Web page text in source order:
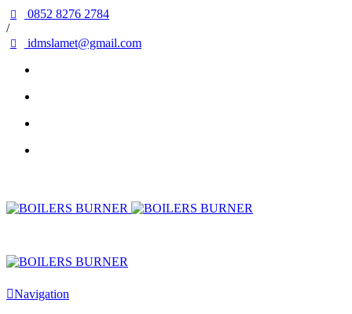
0852 8276 2784
/
idmslamet@gmail.com
Navigation